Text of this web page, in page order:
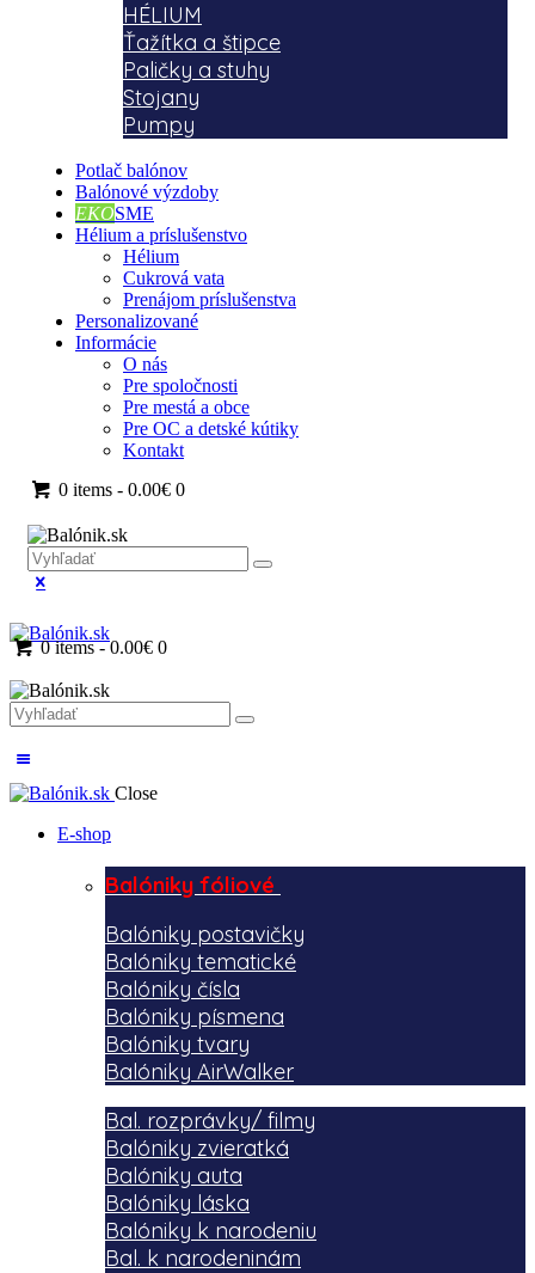
HÉLIUM
Ťažítka a štipce
Paličky a stuhy
Stojany
Pumpy
Potlač balónov
Balónové výzdoby
EKOSME
Hélium a príslušenstvo
Hélium
Cukrová vata
Prenájom príslušenstva
Personalizované
Informácie
O nás
Pre spoločnosti
Pre mestá a obce
Pre OC a detské kútiky
Kontakt
0 items - 0.00€ 0
0 items - 0.00€ 0
Close
E-shop
Balóniky fóliové
Balóniky postavičky
Balóniky tematické
Balóniky čísla
Balóniky písmena
Balóniky tvary
Balóniky AirWalker
Bal. rozprávky/ filmy
Balóniky zvieratká
Balóniky auta
Balóniky láska
Balóniky k narodeniu
Bal. k narodeninám